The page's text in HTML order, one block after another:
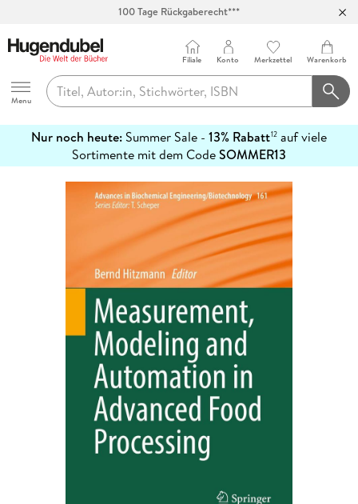
Hugendubel
Menu
Filiale Konto Merkzettel Warenkorb
Nur noch heute: Summer Sale - 13% Rabatt12 auf viele
Sortimente mit dem CodeSOMMER13
erfahren